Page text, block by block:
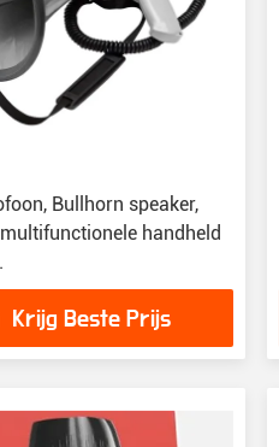
Bullhorn speaker,
handheld
Krijg Beste Prijs